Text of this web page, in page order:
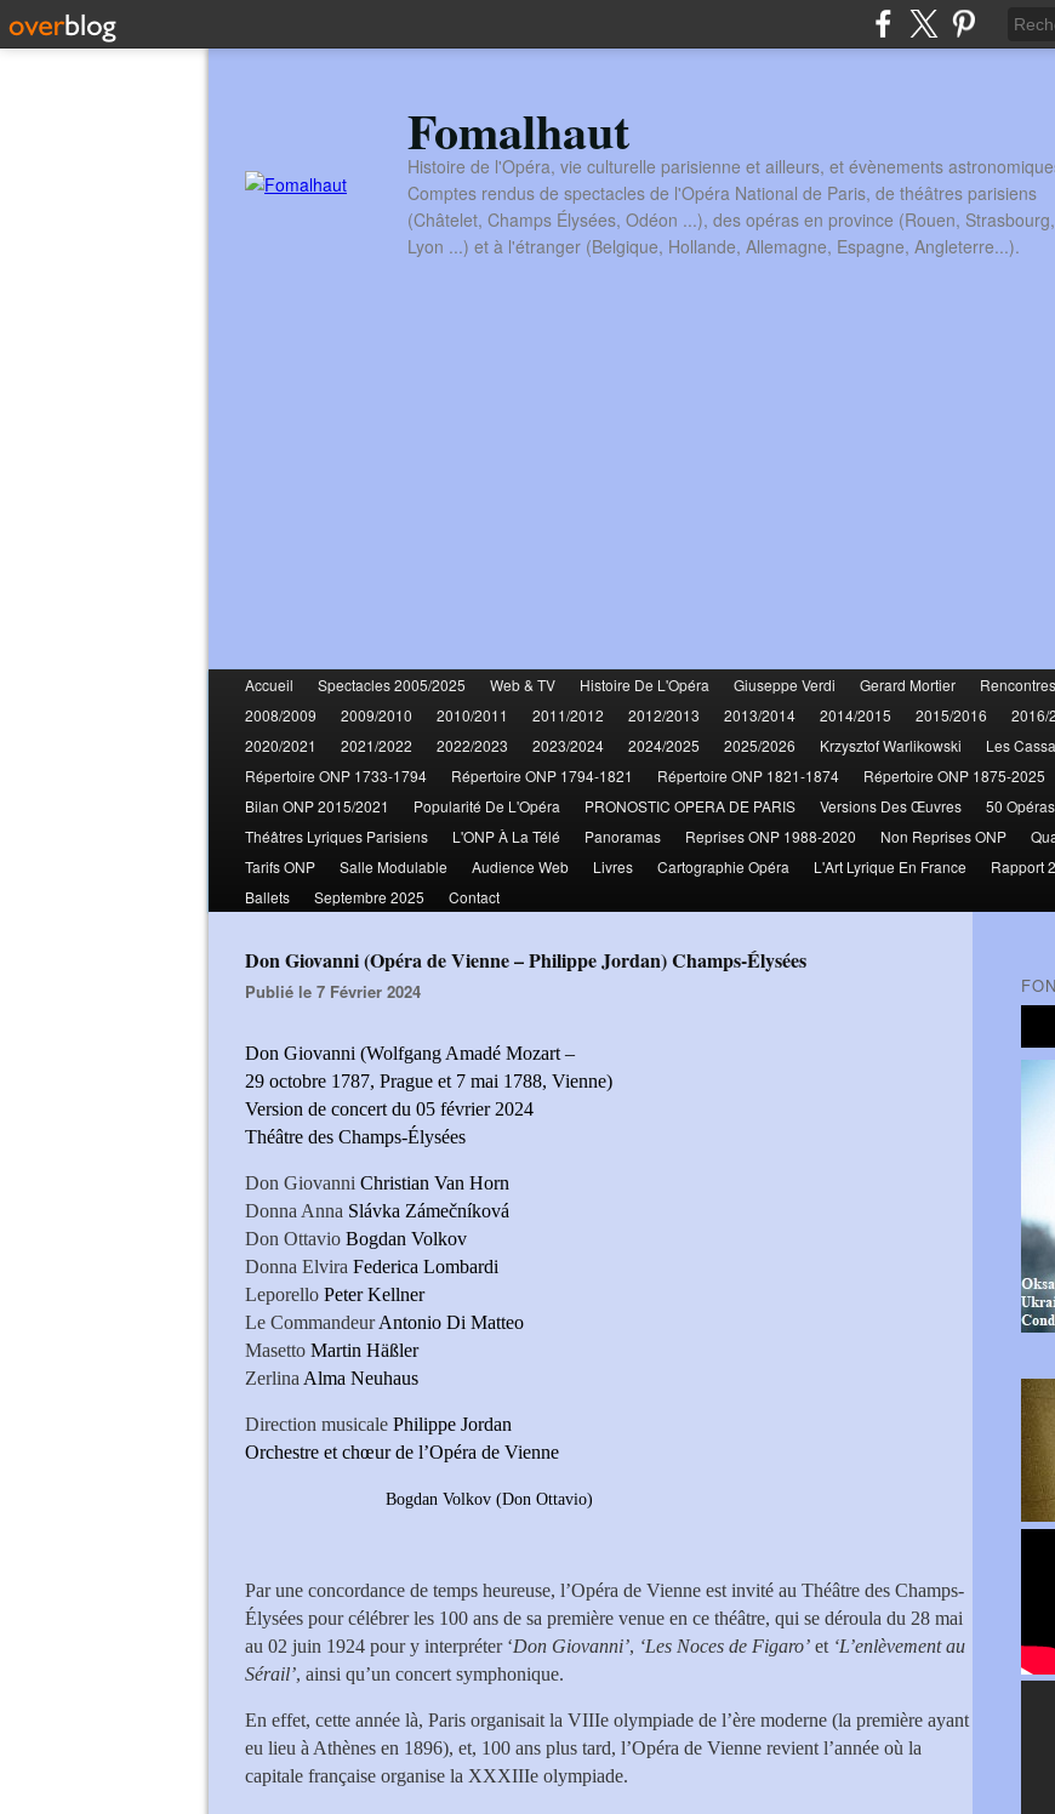
Fomalhaut
Histoire de l'Opéra, vie culturelle parisienne et ailleurs, et évènements
Comptes rendus de spectacles de l'Opéra National de Paris, de théâtres parisiens
(Châtelet, Champs Élysées, Odéon ...), des opéras en province (Rouen, Strasbourg,
Lyon ...) et à l'étranger (Belgique, Hollande, Allemagne, Espagne, Angleterre...).
Accueil Spectacles 2005/2025 Web & TV Histoire De L'Opéra Giuseppe Verdi Gerard Mortier Rencontres
2008/2009
2009/2010 2010/2011 2011/2012 2012/2013 2013/2014 2014/2015 2015/2016 2016/
2020/2021
2021/2022 2022/2023 2023/2024 2024/2025 2025/2026 Krzysztof Warlikowski Les
Répertoire ONP 1733-1794
Répertoire ONP 1794-1821 Répertoire ONP 1821-1874 Répertoire ONP 1875-2025
Bilan ONP 2015/2021
Popularité De L'Opéra PRONOSTIC OPERA DE PARIS Versions Des Œuvres 50
Théâtres Lyriques Parisiens
L'ONP À La Télé Panoramas Reprises ONP 1988-2020 Non Reprises ONP
Tarifs ONP
Salle Modulable Audience Web Livres Cartographie Opéra L'Art Lyrique En France Rapport
Ballets
Septembre 2025 Contact
Don Giovanni (Opéra de Vienne – Philippe Jordan) Champs-Élysées
Publié le 7 Février 2024
Don Giovanni (Wolfgang Amadé Mozart –
29 octobre 1787, Prague et 7 mai 1788, Vienne)
Version de concert du 05 février 2024
Théâtre des Champs-Élysées
Don Giovanni Christian Van Horn
Donna Anna Slávka Zámečníková
Don Ottavio Bogdan Volkov
Donna Elvira Federica Lombardi
Leporello Peter Kellner
Le CommandeurAntonio Di Matteo
Masetto Martin Häßler
Zerlina Alma Neuhaus
Direction musicale Philippe Jordan
Orchestre et chœur de l’Opéra de Vienne
Bogdan Volkov (Don Ottavio)
Par une concordance de temps heureuse, l’Opéra de Vienne est invité au Théâtre des Champs-
Élysées pour célébrer les 100 ans de sa première venue en ce théâtre, qui se déroula du 28 mai
au 02 juin 1924 pour y interpréter ‘Don Giovanni’, ‘Les Noces de Figaro’ et ‘L’enlèvement au
Sérail’, ainsi qu’un concert symphonique.
En effet, cette année là, Paris organisait la VIIIe olympiade de l’ère moderne (la première ayant
eu lieu à Athènes en 1896), et, 100 ans plus tard, l’Opéra de Vienne revient l’année où la
capitale française organise la XXXIIIe olympiade.